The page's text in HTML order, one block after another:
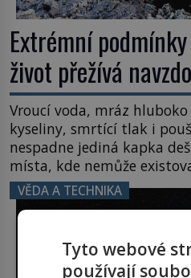
Extrémní
život přežívá
Vroucí voda, mráz
kyseliny, smrtící tlak i
nespadne jediná kapka
místa, kde nemůže
právě tady vědci objevují
posouvají hranice života.
naše představy o tom, co
napovídá, kde bychom
VĚDA A TECHNIKA
Tyto webové
používají